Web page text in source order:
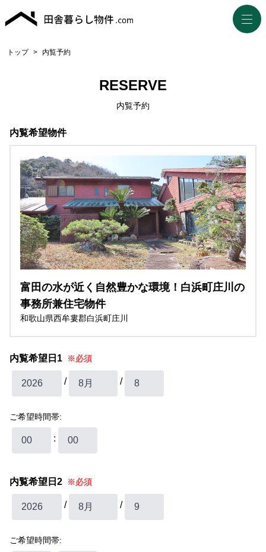
トップ > 内覧予約
RESERVE
内覧予約
内覧希望物件
富田の水が近く自然豊かな環境！白浜町庄川の
事務所兼住宅物件
和歌山県西牟婁郡白浜町庄川
内覧希望日1 ※必須
/ /
ご希望時間帯:
:
内覧希望日2 ※必須
/ /
ご希望時間帯: